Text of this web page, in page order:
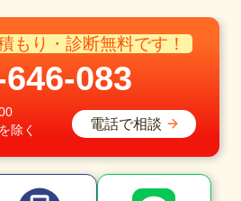
もり・診断無料です！
083
除く 電話で相談